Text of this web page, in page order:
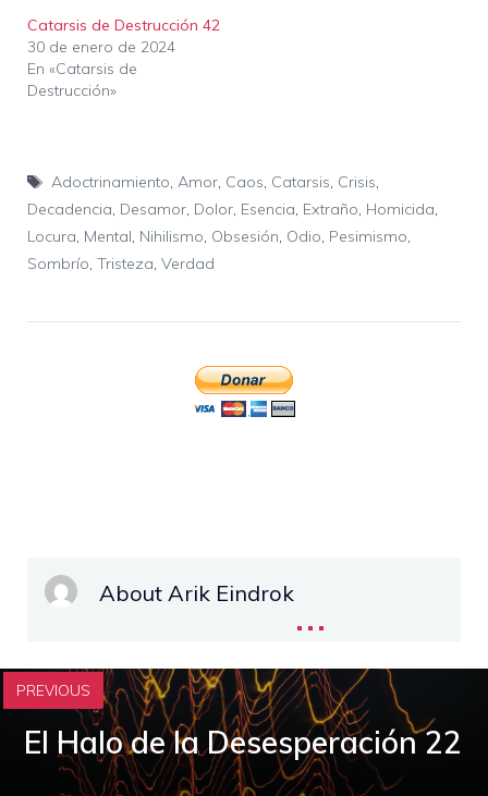
Catarsis de Destrucción 42
30 de enero de 2024
En «Catarsis de
Destrucción»
Etiquetas
Adoctrinamiento, Amor, Caos, Catarsis, Crisis,
Decadencia, Desamor, Dolor, Esencia, Extraño, Homicida,
Locura, Mental, Nihilismo, Obsesión, Odio, Pesimismo,
Sombrío, Tristeza, Verdad
About Arik Eindrok...
PREVIOUS
El Halo de la Desesperación 22